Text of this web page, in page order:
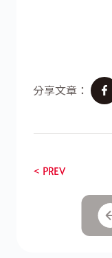
分享文章：
< PREV